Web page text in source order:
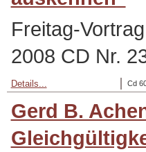
Freitag-
2008 CD Nr.
Cd
Details...
Gerd B.